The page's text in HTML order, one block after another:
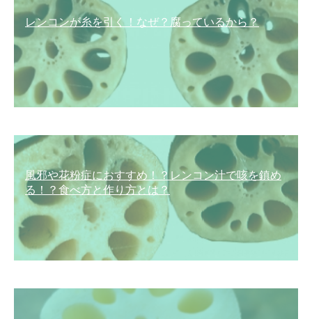
レンコンが糸を引く！なぜ？腐っているから？
風邪や花粉症におすすめ！？レンコン汁で咳を鎮め
る！？食べ方と作り方とは？